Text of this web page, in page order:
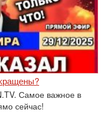
Самое важное в
сейчас!